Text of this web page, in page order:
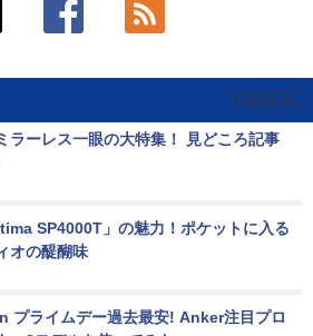
ラーレス一眼の大特集！ 見どころ記事
SP4000T」の魅力！ポケットに入る
オの醍醐味
プライムデー過去最安! Anker注目プロ